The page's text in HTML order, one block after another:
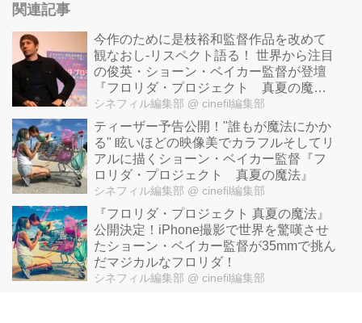
関連記事
今作のために是枝裕和監督作品を改めて
観なおし-リスペクト語る！ 世界から注目
の俊英・ショーン・ベイカー監督が登壇
『フロリダ・プロジェクト 真夏の魔
法』
シネフィル編集部 @ cinefil編集部
ティーザー予告公開！"誰もが魔法にかか
る" 眩いほどの映像美でカラフルそしてリ
アルに描くショーン・ベイカー監督『フ
ロリダ・プロジェクト 真夏の魔法』
シネフィル編集部 @ cinefil編集部
『フロリダ・プロジェクト 真夏の魔法』
公開決定！iPhone撮影で世界を驚嘆させ
たショーン・ベイカー監督が35mmで挑ん
だマジカルなフロリダ！
シネフィル編集部 @ cinefil編集部